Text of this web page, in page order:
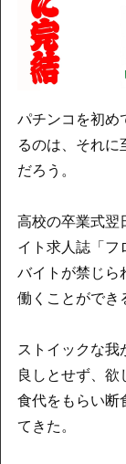
パチンコを初め
るのは、それ
だろう。
高校の卒業式翌
イト求人誌「
バイトが禁じら
働くことができ
ストイックな我
良しとせず、
食代をもらい断
てきた。